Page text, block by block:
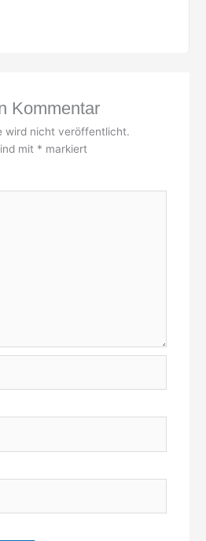
Kommentar
wird nicht veröffentlicht.
mit * markiert